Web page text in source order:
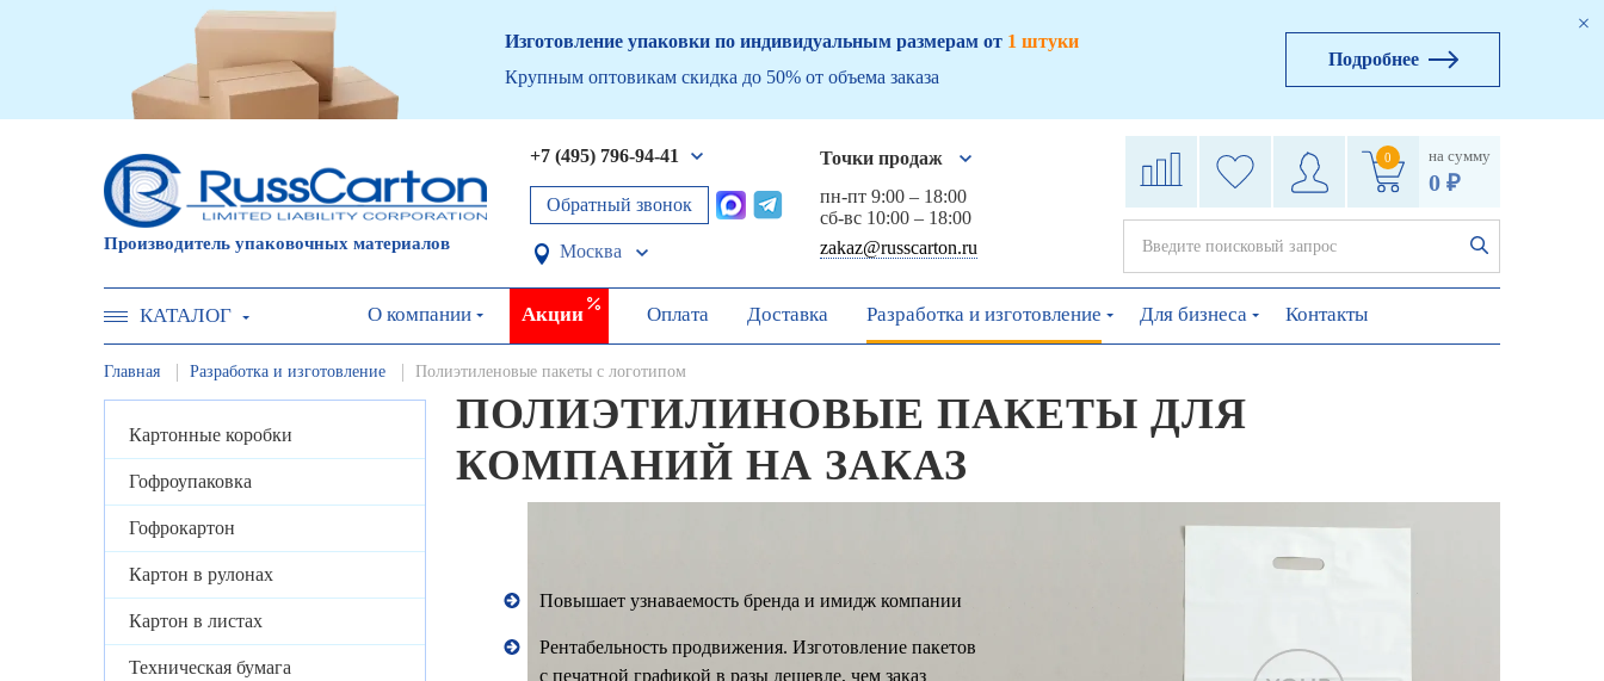
Изготовление упаковки по индивидуальным размерам от 1 штуки
Крупным оптовикам скидка до 50% от объема заказа
Подробнее
Производитель упаковочных материалов
+7 (495) 796-94-41
Обратный звонок
Москва
Точки продаж
пн-пт 9:00 – 18:00
сб-вс 10:00 – 18:00
zakaz@russcarton.ru
0 на сумму
0 ₽
КАТАЛОГ О компании Акции Оплата Доставка Разработка и изготовление Для бизнеса Контакты
Главная Разработка и изготовление Полиэтиленовые пакеты с логотипом
Картонные коробки
Гофроупаковка
Гофрокартон
Картон в рулонах
Картон в листах
Техническая бумага
ПОЛИЭТИЛИНОВЫЕ ПАКЕТЫ ДЛЯ
КОМПАНИЙ НА ЗАКАЗ
Повышает узнаваемость бренда и имидж компании
Рентабельность продвижения. Изготовление пакетов
с печатной графикой в разы дешевле, чем заказ